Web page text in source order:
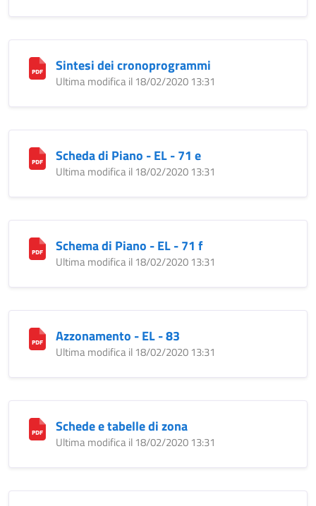
Sintesi dei cronoprogrammi
Ultima modifica il 18/02/2020 13:31
Scheda di Piano - EL - 71 e
Ultima modifica il 18/02/2020 13:31
Schema di Piano - EL - 71 f
Ultima modifica il 18/02/2020 13:31
Azzonamento - EL - 83
Ultima modifica il 18/02/2020 13:31
Schede e tabelle di zona
Ultima modifica il 18/02/2020 13:31